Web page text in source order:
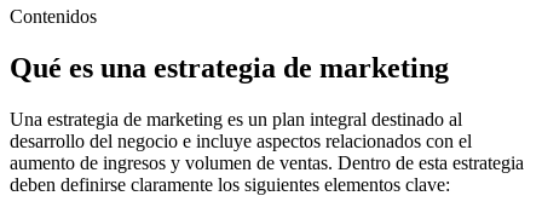
Contenidos
Qué es una estrategia de marketing
Una estrategia de marketing es un plan integral destinado al
desarrollo del negocio e incluye aspectos relacionados con el
aumento de ingresos y volumen de ventas. Dentro de esta estrategia
deben definirse claramente los siguientes elementos clave: